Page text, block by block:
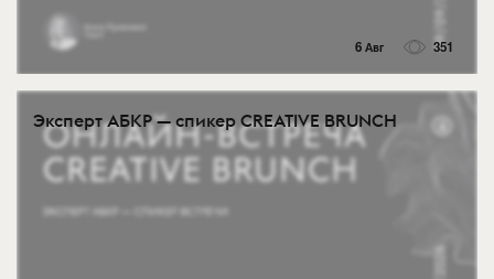
6 Авг 351
Эксперт АБКР — спикер CREATIVE BRUNCH